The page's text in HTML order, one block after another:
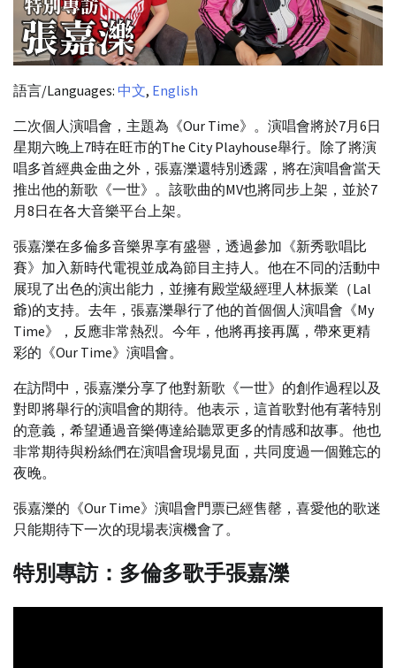
語言/Languages: 中文 English
二次個人演唱會，主題為《Our Time》。演唱會將於7月6日
星期六晚上7時在旺市的The City Playhouse舉行。除了將演
唱多首經典金曲之外，張嘉濼還特別透露，將在演唱會當天
推出他的新歌《一世》。該歌曲的MV也將同步上架，並於7
月8日在各大音樂平台上架。
張嘉濼在多倫多音樂界享有盛譽，透過參加《新秀歌唱比
賽》加入新時代電視並成為節目主持人。他在不同的活動中
展現了出色的演出能力，並擁有殿堂級經理人林振業（Lal
爺)的支持。去年，張嘉濼舉行了他的首個個人演唱會《My
Time》，反應非常熱烈。今年，他將再接再厲，帶來更精
彩的《Our Time》演唱會。
在訪問中，張嘉濼分享了他對新歌《一世》的創作過程以及
對即將舉行的演唱會的期待。他表示，這首歌對他有著特別
的意義，希望通過音樂傳達給聽眾更多的情感和故事。他也
非常期待與粉絲們在演唱會現場見面，共同度過一個難忘的
夜晚。
張嘉濼的《Our Time》演唱會門票已經售罄，喜愛他的歌迷
只能期待下一次的現場表演機會了。
特別專訪：多倫多歌手張嘉濼